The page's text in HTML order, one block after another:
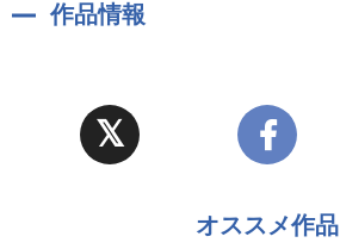
作品情報
オススメ作品